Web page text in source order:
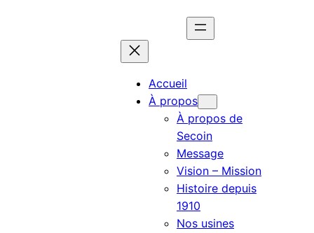
Accueil
À propos
À propos de
Secoin
Message
Vision – Mission
Histoire depuis
1910
Nos usines